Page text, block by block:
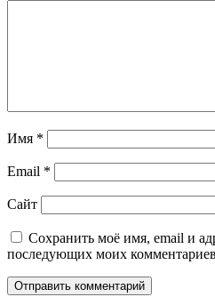
Имя *
Email *
Сайт
Сохранить моё имя, email и
последующих моих